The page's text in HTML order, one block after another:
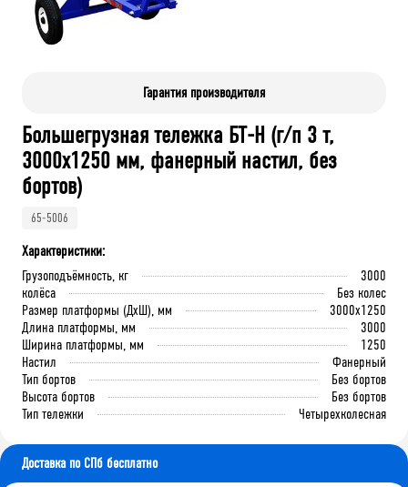
Гарантия производителя
Большегрузная тележка БТ-Н (г/п 3 т,
3000x1250 мм, фанерный настил, без
бортов)
65-5006
Характеристики:
Грузоподъёмность, кг
3000
колёса
Без колес
Размер платформы (ДхШ), мм
3000x1250
Длина платформы, мм
3000
Ширина платформы, мм
1250
Настил
Фанерный
Тип бортов
Без бортов
Высота бортов
Без бортов
Тип тележки
Четырехколесная
Доставка по СПб бесплатно